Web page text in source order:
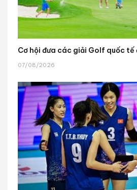
Cơ hội đưa các giải Golf quốc tế
07/08/2026